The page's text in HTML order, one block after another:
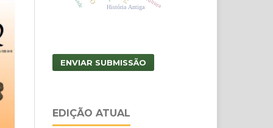
História Antiga
ENVIAR SUBMISSÃO
EDIÇÃO ATUAL